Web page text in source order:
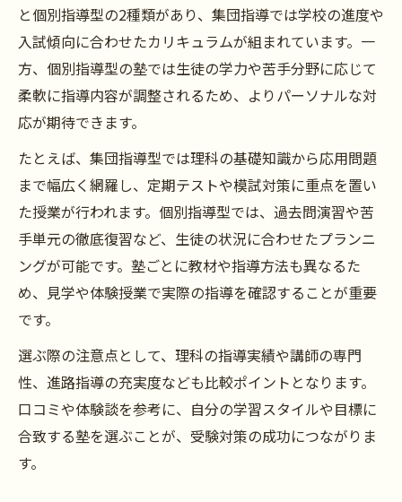
と個別指導型の2種類があり、集団指導では学校の進度や
入試傾向に合わせたカリキュラムが組まれています。一
方、個別指導型の塾では生徒の学力や苦手分野に応じて
柔軟に指導内容が調整されるため、よりパーソナルな対
応が期待できます。
たとえば、集団指導型では理科の基礎知識から応用問題
まで幅広く網羅し、定期テストや模試対策に重点を置い
た授業が行われます。個別指導型では、過去問演習や苦
手単元の徹底復習など、生徒の状況に合わせたプランニ
ングが可能です。塾ごとに教材や指導方法も異なるた
め、見学や体験授業で実際の指導を確認することが重要
です。
選ぶ際の注意点として、理科の指導実績や講師の専門
性、進路指導の充実度なども比較ポイントとなります。
口コミや体験談を参考に、自分の学習スタイルや目標に
合致する塾を選ぶことが、受験対策の成功につながりま
す。